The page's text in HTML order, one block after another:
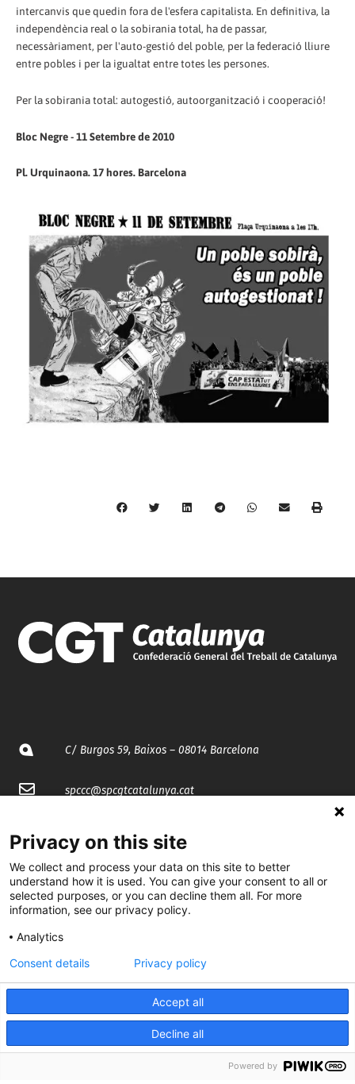
intercanvis que quedin fora de l'esfera capitalista. En definitiva, la
independència real o la sobirania total, ha de passar,
necessàriament, per l'auto-gestió del poble, per la federació lliure
entre pobles i per la igualtat entre totes les persones.
Per la sobirania total: autogestió, autoorganització i cooperació!
Bloc Negre - 11 Setembre de 2010
Pl. Urquinaona. 17 hores. Barcelona
C/ Burgos 59, Baixos – 08014 Barcelona
spccc@spcgtcatalunya.cat
@CGTCatalunya
cgtcatalunya
CGTCatalunya
cgtcatalunya
Desenvolupat per
Privacy on this site
We collect and process your data on this site to better
understand how it is used. You can give your consent to all or
selected purposes, or you can decline them all. For more
information, see our privacy policy.
Analytics
Accept all
Decline all
Consent details Privacy policy
Powered by